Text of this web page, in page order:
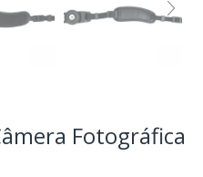
Fotográfica